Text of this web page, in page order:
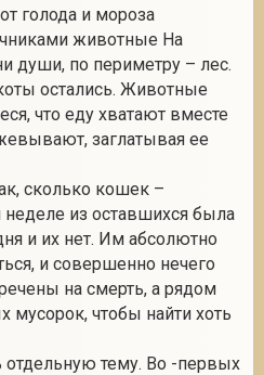
голода и мороза
животные На
души, по периметру – лес.
остались. Животные
что еду хватают вместе
заглатывая ее
сколько кошек –
из оставшихся была
и их нет. Им абсолютно
и совершенно нечего
на смерть, а рядом
мусорок, чтобы найти хоть
тему. Во -первых